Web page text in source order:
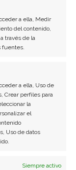
a ella, Medir
del contenido,
través de la
fuentes.
a ella, Uso de
Crear perfiles para
la
el
Uso de datos
Siempre activo
digital,
→